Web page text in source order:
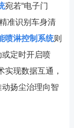
宛若“电子门
准识别车身清
喷淋控制系统则
或定时开启喷
实现数据互通，
扬尘治理向智